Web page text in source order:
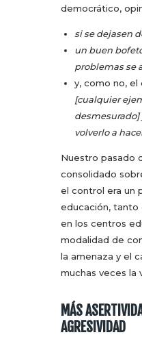
democrático,
si se dejasen
un buen
problemas se
y, como no, el
[cualquier
desmesurado]
volverlo a
Nuestro pasado
consolidado
el control era un
educación, tanto
en los centros
modalidad de
la amenaza y el
muchas veces la
MÁS
AGRESIVIDAD